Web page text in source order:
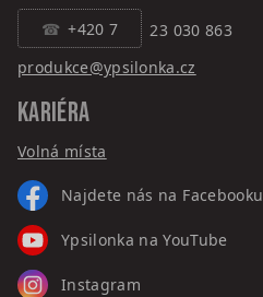
+420 7
23 030 863
produkce@ypsilonka.cz
KARIÉRA
Volná místa
Najdete nás na Facebooku
Ypsilonka na YouTube
Instagram